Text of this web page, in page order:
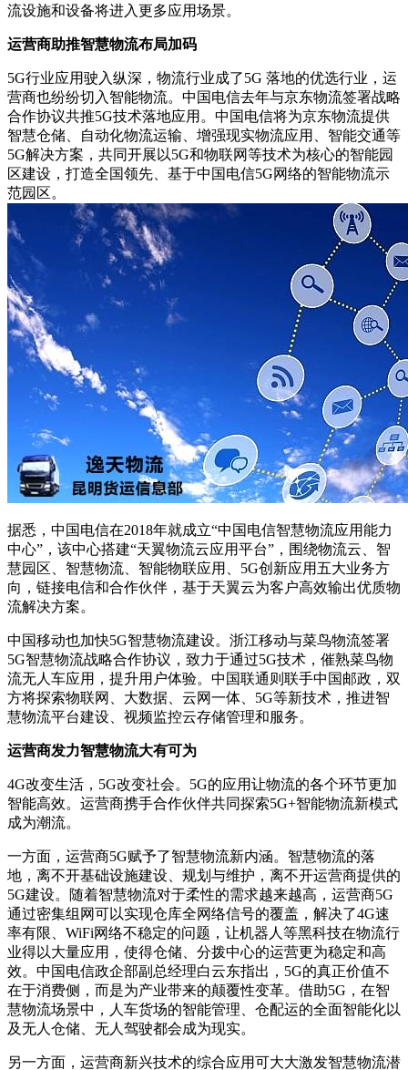
流设施和设备将进入更多应用场景。
运营商助推智慧物流布局加码
5G行业应用驶入纵深，物流行业成了5G 落地的优选行业，运
营商也纷纷切入智能物流。中国电信去年与京东物流签署战略
合作协议共推5G技术落地应用。中国电信将为京东物流提供
智慧仓储、自动化物流运输、增强现实物流应用、智能交通等
5G解决方案，共同开展以5G和物联网等技术为核心的智能园
区建设，打造全国领先、基于中国电信5G网络的智能物流示
范园区。
据悉，中国电信在2018年就成立“中国电信智慧物流应用能力
中心”，该中心搭建“天翼物流云应用平台”，围绕物流云、智
慧园区、智慧物流、智能物联应用、5G创新应用五大业务方
向，链接电信和合作伙伴，基于天翼云为客户高效输出优质物
流解决方案。
中国移动也加快5G智慧物流建设。浙江移动与菜鸟物流签署
5G智慧物流战略合作协议，致力于通过5G技术，催熟菜鸟物
流无人车应用，提升用户体验。中国联通则联手中国邮政，双
方将探索物联网、大数据、云网一体、5G等新技术，推进智
慧物流平台建设、视频监控云存储管理和服务。
运营商发力智慧物流大有可为
4G改变生活，5G改变社会。5G的应用让物流的各个环节更加
智能高效。运营商携手合作伙伴共同探索5G+智能物流新模式
成为潮流。
一方面，运营商5G赋予了智慧物流新内涵。智慧物流的落
地，离不开基础设施建设、规划与维护，离不开运营商提供的
5G建设。随着智慧物流对于柔性的需求越来越高，运营商5G
通过密集组网可以实现仓库全网络信号的覆盖，解决了4G速
率有限、WiFi网络不稳定的问题，让机器人等黑科技在物流行
业得以大量应用，使得仓储、分拨中心的运营更为稳定和高
效。中国电信政企部副总经理白云东指出，5G的真正价值不
在于消费侧，而是为产业带来的颠覆性变革。借助5G，在智
慧物流场景中，人车货场的智能管理、仓配运的全面智能化以
及无人仓储、无人驾驶都会成为现实。
另一方面，运营商新兴技术的综合应用可大大激发智慧物流潜